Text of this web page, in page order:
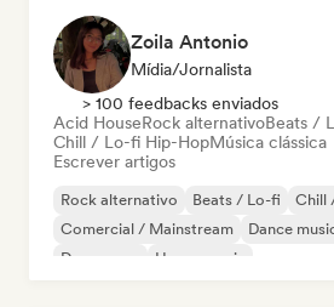
Zoila Antonio
Mídia/Jornalista
> 100 feedbacks enviados
Acid HouseRock alternativoBeats /
Chill / Lo-fi Hip-HopMúsica clássica
Escrever artigos
Rock alternativo Beats / Lo-fi
Chill
Comercial / Mainstream
Dance
Dream pop
House music